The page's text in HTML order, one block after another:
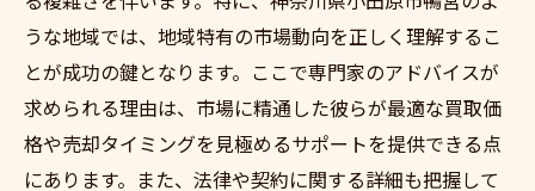
うな地域では、地域特有の市場動向を正しく理解するこ
とが成功の鍵となります。ここで専門家のアドバイスが
求められる理由は、市場に精通した彼らが最適な買取価
格や売却タイミングを見極めるサポートを提供できる点
にあります。また、法律や契約に関する詳細も把握して